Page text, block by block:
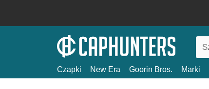
Czapki New Era Goorin Bros. Marki